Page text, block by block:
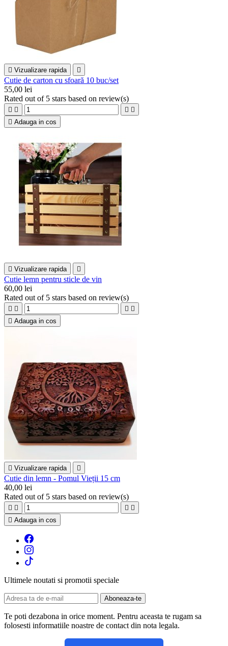
 Vizualizare rapida 
Cutie de carton cu sfoară 10 buc/set
55,00 lei
Rated out of 5 stars based on review(s)
   
 Adauga in cos
 Vizualizare rapida 
Cutie lemn pentru sticle de vin
60,00 lei
Rated out of 5 stars based on review(s)
   
 Adauga in cos
 Vizualizare rapida 
Cutie din lemn - Pomul Vieții 15 cm
40,00 lei
Rated out of 5 stars based on review(s)
   
 Adauga in cos
Ultimele noutati si promotii speciale
Te poti dezabona in orice moment. Pentru aceasta te rugam sa
folosesti informatiile noastre de contact din nota legala.